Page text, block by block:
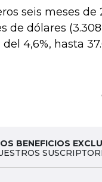
seis meses de
de dólares
4,6%, hasta
BENEFICIOS